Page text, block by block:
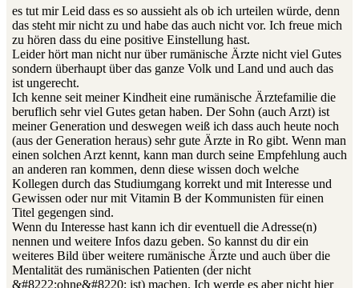
es tut mir Leid dass es so aussieht als ob ich urteilen würde, denn
das steht mir nicht zu und habe das auch nicht vor. Ich freue mich
zu hören dass du eine positive Einstellung hast.
Leider hört man nicht nur über rumänische Ärzte nicht viel Gutes
sondern überhaupt über das ganze Volk und Land und auch das
ist ungerecht.
Ich kenne seit meiner Kindheit eine rumänische Ärztefamilie die
beruflich sehr viel Gutes getan haben. Der Sohn (auch Arzt) ist
meiner Generation und deswegen weiß ich dass auch heute noch
(aus der Generation heraus) sehr gute Ärzte in Ro gibt. Wenn man
einen solchen Arzt kennt, kann man durch seine Empfehlung auch
an anderen ran kommen, denn diese wissen doch welche
Kollegen durch das Studiumgang korrekt und mit Interesse und
Gewissen oder nur mit Vitamin B der Kommunisten für einen
Titel gegengen sind.
Wenn du Interesse hast kann ich dir eventuell die Adresse(n)
nennen und weitere Infos dazu geben. So kannst du dir ein
weiteres Bild über weitere rumänische Ärzte und auch über die
Mentalität des rumänischen Patienten (der nicht
&#8222;ohne&#8220; ist) machen. Ich werde es aber nicht hier